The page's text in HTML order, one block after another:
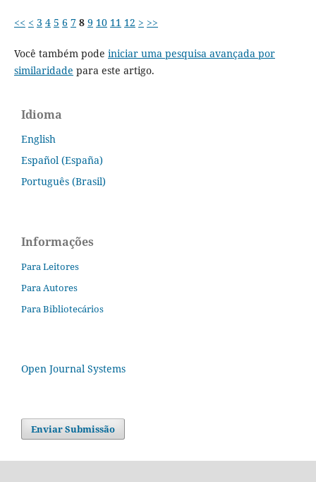
<< < 3 4 5 6 7 8 9 10 11 12 > >>
Você também pode iniciar uma pesquisa avançada por
similaridade para este artigo.
Idioma
English
Español (España)
Português (Brasil)
Informações
Para Leitores
Para Autores
Para Bibliotecários
Open Journal Systems
Enviar Submissão